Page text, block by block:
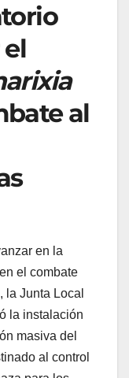
al
en la
el combate
la Junta Local
la instalación
masiva del
al control